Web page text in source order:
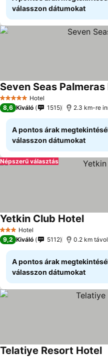
válasszon dátumokat
5 KategóriaHotel
Seven Seas Palmeras
8,6 Kiváló 1515 2.3 km-re
A pontos árak
válasszon dátumokat
Népszerű választás
3 Kategória
Hotel
Yetkin Club Hotel
9,2 Kiváló 5112 0.2 km
A pontos árak
válasszon dátumokat
Telatiye Resort Hotel